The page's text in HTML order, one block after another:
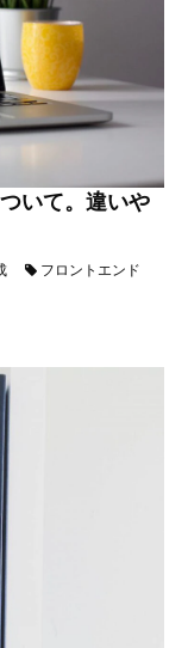
いて。違いや
フロントエンド